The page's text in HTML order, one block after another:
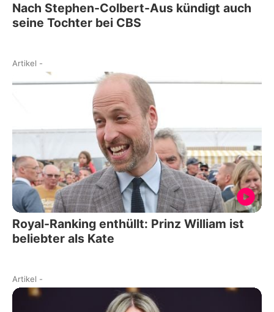
Nach Stephen-Colbert-Aus kündigt auch
seine Tochter bei CBS
Artikel -
Royal-Ranking enthüllt: Prinz William ist
beliebter als Kate
Artikel -